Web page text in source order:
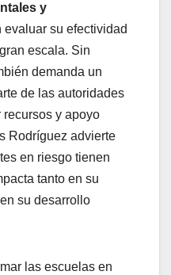
y
evaluar su efectividad
escala. Sin
demanda un
de las autoridades
y apoyo
Rodríguez advierte
en riesgo tienen
tanto en su
su desarrollo
las escuelas en